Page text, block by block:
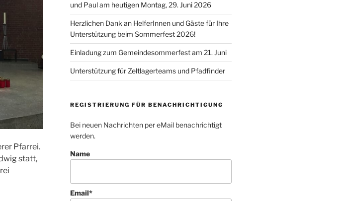
Pfarrei.
statt,
und Paul am heutigen Montag, 29. Juni 2026
Herzlichen Dank an HelferInnen und Gäste für Ihre
Unterstützung beim Sommerfest 2026!
Einladung zum Gemeindesommerfest am 21. Juni
Unterstützung für Zeltlagerteams und Pfadfinder
REGISTRIERUNG FÜR BENACHRICHTIGUNG
Bei neuen Nachrichten per eMail benachrichtigt
werden.
Name
Email*